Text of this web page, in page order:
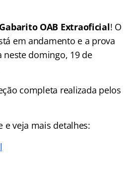
Gabarito OAB Extraoficial! O
em andamento e a prova
domingo, 19 de
completa realizada pelos
e veja mais detalhes: